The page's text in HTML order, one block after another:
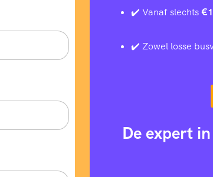
✔️ Vanaf slechts
✔️ Zowel losse
De expert